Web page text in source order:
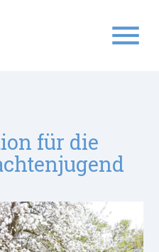
menu
für die